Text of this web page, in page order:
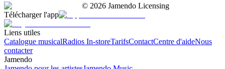
© 2026 Jamendo Licensing
Télécharger l'app
Liens utiles
Catalogue musicalRadios In-storeTarifsContactCentre d'aideNous
contacter
Jamendo